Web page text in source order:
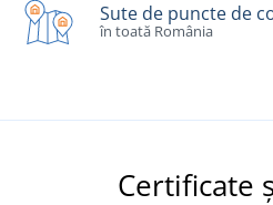
Sute de puncte de
în toată România
Certificate